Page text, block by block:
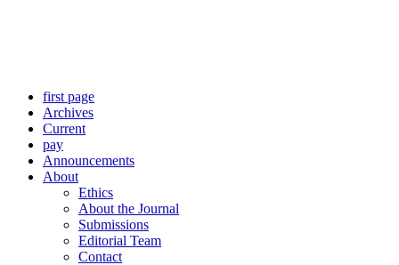
first page
Archives
Current
pay
Announcements
About
Ethics
About the Journal
Submissions
Editorial Team
Contact